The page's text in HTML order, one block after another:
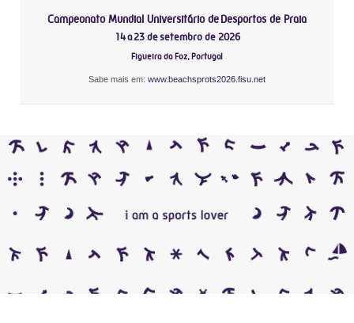
Campeonato Mundial Universitário de Desportos de Praia
14 a 23 de setembro de 2026
Figueira da Foz, Portugal
Sabe mais em: www.beachsprots2026.fisu.net